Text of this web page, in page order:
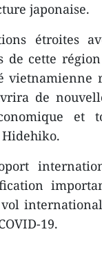
japonaise.
étroites
de cette
vietnamienne
de
et
19.